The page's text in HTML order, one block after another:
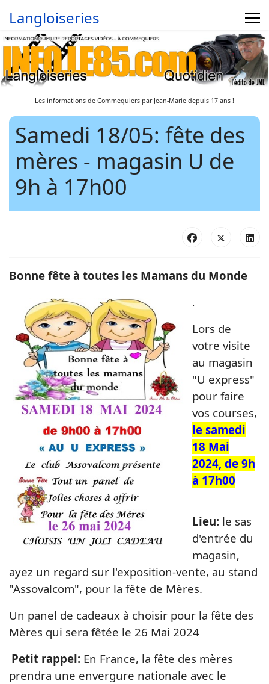
Langloiseries
Les informations de Commequiers par Jean-Marie depuis 17 ans !
Samedi 18/05: fête des
mères - magasin U de
9h à 17h00
Bonne fête à toutes les Mamans du Monde
.
Lors de
votre visite
au magasin
"U express"
pour faire
vos courses,
le samedi
18 Mai
2024, de 9h
à 17h00
Lieu: le sas
d'entrée du
magasin,
ayez un regard sur l'exposition-vente, au stand
"Assovalcom", pour la fête de Mères.
Un panel de cadeaux à choisir pour la fête des
Mères qui sera fêtée le 26 Mai 2024
Petit rappel: En France, la fête des mères
prendra une envergure nationale avec le